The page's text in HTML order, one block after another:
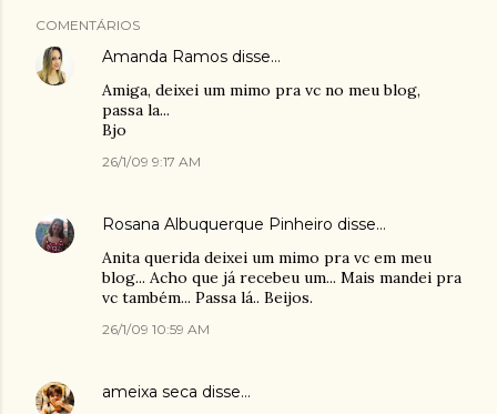
COMENTÁRIOS
Amanda Ramos disse…
Amiga, deixei um mimo pra vc no meu blog,
passa la...
Bjo
26/1/09 9:17 AM
Rosana Albuquerque Pinheiro disse…
Anita querida deixei um mimo pra vc em meu
blog... Acho que já recebeu um... Mais mandei pra
vc também... Passa lá.. Beijos.
26/1/09 10:59 AM
ameixa seca disse…